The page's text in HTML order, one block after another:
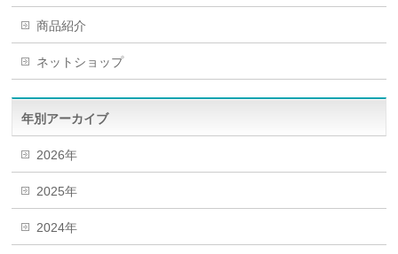
商品紹介
ネットショップ
年別アーカイブ
2026年
2025年
2024年